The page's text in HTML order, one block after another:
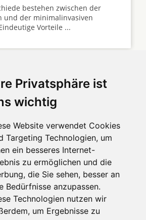
Privatsphäre ist
wichtig
Website verwendet Cookies
Targeting Technologien, um
ein besseres Internet-
zu ermöglichen und die
die Sie sehen, besser an
Bedürfnisse anzupassen.
Technologien nutzen wir
um Ergebnisse zu
bestehen zwischen der
und der minimalinvasiven
Vorteile ...
Nähe von Saarburg
*Igel* Kirf *Konz
*Mettlach
Pluwig* Saarburg * Serrig *
Tawern
* Trierweiler* Wawern (Saar) *
*Zerf*
Saarburg wurde am 06 August
2026 aktualisiert.